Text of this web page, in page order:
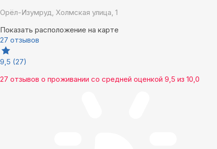
Орёл-Изумруд, Холмская улица, 1
Показать расположение на карте
27 отзывов
9,5 (27)
27 отзывов о проживании со средней оценкой 9,5 из 10,0